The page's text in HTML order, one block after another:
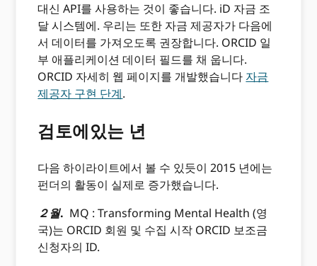
대신 API를 사용하는 것이 좋습니다. iD 자금 조
달 시스템에. 우리는 또한 자금 제공자가 다음에
서 데이터를 가져오도록 권장합니다. ORCID 일
부 애플리케이션 데이터 필드를 채 웁니다.
ORCID 자세히 웹 페이지를 개발했습니다 자금
제공자 구현 단계.
검토에있는 년
다음 하이라이트에서 볼 수 있듯이 2015 년에는
펀더의 활동이 실제로 증가했습니다.
２월. MQ : Transforming Mental Health (영
국)는 ORCID 회원 및 수집 시작 ORCID 보조금
신청자의 ID.